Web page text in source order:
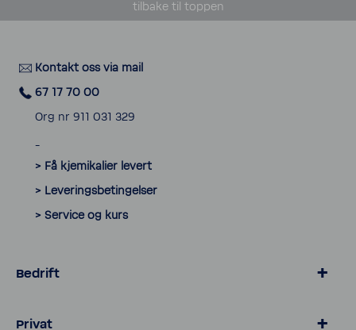
tilbake til toppen
Kontakt oss via mail
67 17 70 00
Org nr 911 031 329
> Få kjemikalier levert
> Leveringsbetingelser
> Service og kurs
Bedrift
Privat